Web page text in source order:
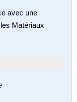
avec une
Matériaux